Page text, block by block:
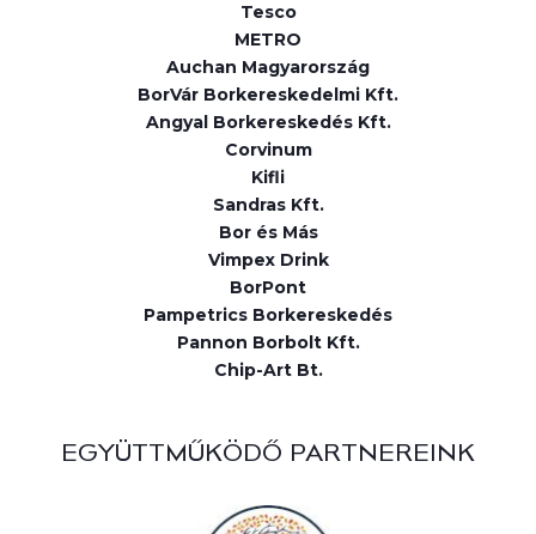
Tesco
METRO
Auchan Magyarország
BorVár Borkereskedelmi Kft.
Angyal Borkereskedés Kft.
Corvinum
Kifli
Sandras Kft.
Bor és Más
Vimpex Drink
BorPont
Pampetrics Borkereskedés
Pannon Borbolt Kft.
Chip-Art Bt.
EGYÜTTMŰKÖDŐ PARTNEREINK